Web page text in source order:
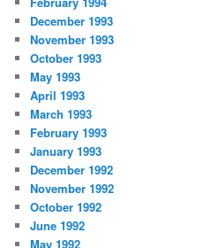
December 1993
November 1993
October 1993
May 1993
April 1993
March 1993
February 1993
January 1993
December 1992
November 1992
October 1992
June 1992
May 1992